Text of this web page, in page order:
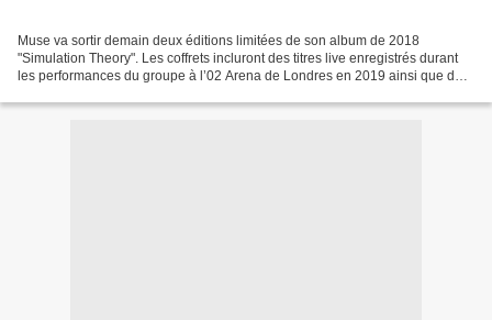
Muse va sortir demain deux éditions limitées de son album de 2018
"Simulation Theory". Les coffrets incluront des titres live enregistrés durant
les performances du groupe à l’02 Arena de Londres en 2019 ainsi que des